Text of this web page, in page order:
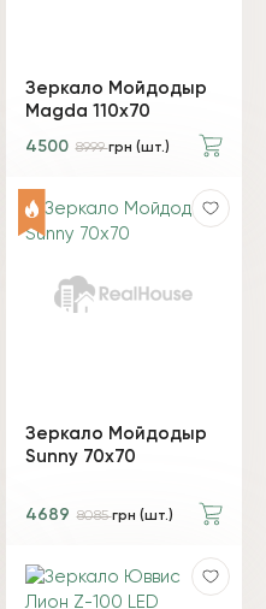
Зеркало Мойдодыр
Magda 110x70
4500 8999грн (шт.)
Зеркало Мойдодыр
Sunny 70x70
4689 8085грн (шт.)